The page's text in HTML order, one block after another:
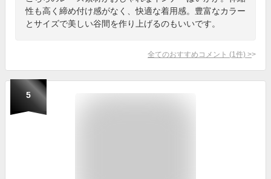
性も高く締め付け感がなく、快適な着用感。豊富なカラー
とサイズで美しい谷間を作り上げるのもいいです。
全てのおすすめコメント (1 件) >
5